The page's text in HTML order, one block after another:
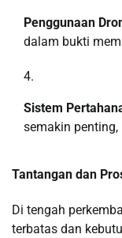
Penggunaan
dalam bukti
Sistem
semakin
Tantangan dan
Di tengah
terbatas dan